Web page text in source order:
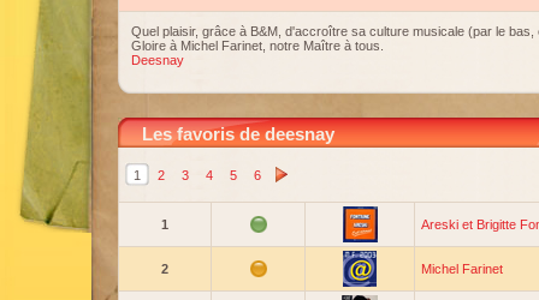
Quel plaisir, grâce à B&M, d'accroître sa culture musicale (par le
Gloire à Michel Farinet, notre Maître à tous.
Deesnay
Les favoris de deesnay
1 2 3 4 5 6
1 Areski et Brigitte
2 Michel Farinet